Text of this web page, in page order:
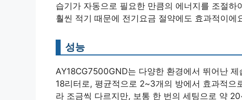
습기가 자동으로 필요한 만큼의 에너지를 조절
훨씬 적기 때문에 전기요금 절약에도 효과적이에
성능
AY18CG7500GND는 다양한 환경에서 뛰어난
18리터로, 평균적으로 2~3개의 방에서 효과적
라 조금씩 다르지만, 보통 한 번의 세팅으로 약